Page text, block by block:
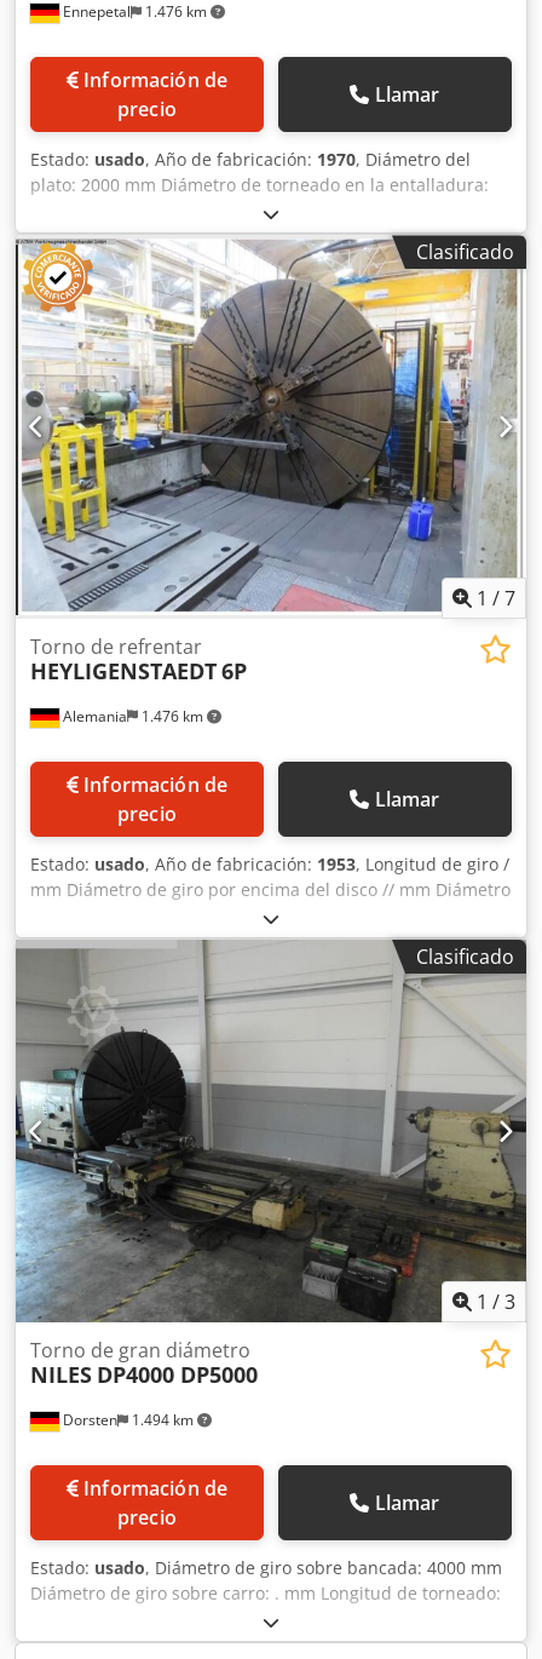
Ennepetal 1.476 km
Información de
precio
Llamar
Estado: usado, Año de fabricación: 1970, Diámetro del
plato: 2000 mm Diámetro de torneado en la entalladura:
2400 mm Longitud de la entalladura: 200-630 mm
Chsdpfxoydqpcj Aatea Recorrido X: 1700 mm Recorrido Z:
400 (+550) mm Rango de velocidad del plato – variable: 5-
180 rpm Altura de punta sobre la bancada: 1140 mm
Diámetro del husillo principal: 285 mm Diámetro del
agujero del husillo: 90 mm Control: S 840 D Peso máximo
de la pieza: 5000 kg Par en el plato: 3000 Nm Potencia total
requerida: 57 kW Peso de la máquina aprox.: 20 t
Dimensiones aprox.: 5,5 x 3 x 2,8 m La máquina fue
completamente reacondicionada en 2015 y convertida a
control CNC Siemens 840 D. Año de fabricación original
aprox. 1970.
Clasificado
1 /7
Alemania 1.476 km
Torno de refrentar
HEYLIGENSTAEDT6P
Información de
precio
Llamar
Estado: usado, Año de fabricación: 1953, Longitud de giro /
mm Diámetro de giro por encima del disco // mm Diámetro
de la placa frontal / mm Diámetro de la placa frontal:
aprox. 3600 mm Altura del centro por encima de la placa:
aprox. 1500mm Diámetro de giro por encima del plato:
2600mm Diámetro de giro en el foso: 3600mm Cjdpfx Aeua
Iw Teatjha Diámetro de giro sobre la bancada: 1300mm
Longitud de giro: aprox. 2400 mm Peso máx. Peso de la
pieza: 22000kg Par máx. Par en la placa frontal: 5000 mkg
Diámetro del círculo primitivo de la corona dentada de la
placa frontal: 1900 mm Diámetro del husillo principal:
120mm Rango de velocidad normal: 0,71-35,5 rpm
aumentado: 1-50 rpm aumentada: 1,4-71 rpm Potencia
total: 38 kW Peso total: aprox. 42,5 toneladas
Clasificado
1 /3
Dorsten 1.494 km
Torno de gran diámetro
NILES DP4000 DP5000
Información de
precio
Llamar
Estado: usado, Diámetro de giro sobre bancada: 4000 mm
Diámetro de giro sobre carro: . mm Longitud de torneado:
5000 mm Potencia total requerida: 30 kW Peso de la
máquina aprox.: . t Dimensiones aprox.: . m